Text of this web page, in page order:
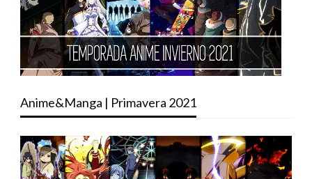
Anime&Manga | Primavera 2021